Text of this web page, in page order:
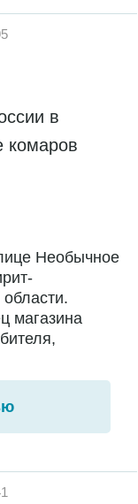
в
комаров
Необычное
магазина